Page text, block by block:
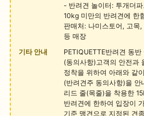
- 반려견 놀이터: 투개더
10kg 미만의 반려견에 한
판매처: 나미스토어, 고목
등 매장
기타 안내
PETIQUETTE반려견 동반
(동의사항)고객의 안전과
정착을 위하여 아래와 같
(반려견주 동의사항)을 안
리드 줄(목줄)을 착용한
반려견에 한하여 입장이
기준 맹견으로 지정된 견